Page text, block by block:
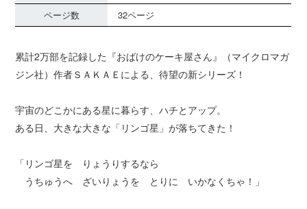
ページ数
32ページ
累計2万部を記録した『おばけのケーキ屋さん』（マイクロマガ
ジン社）作者ＳＡＫＡＥによる、待望の新シリーズ！
宇宙のどこかにある星に暮らす、ハチとアップ。
ある日、大きな大きな「リンゴ星」が落ちてきた！
「リンゴ星を りょうりするなら
うちゅうへ ざいりょうを とりに いかなくちゃ！」